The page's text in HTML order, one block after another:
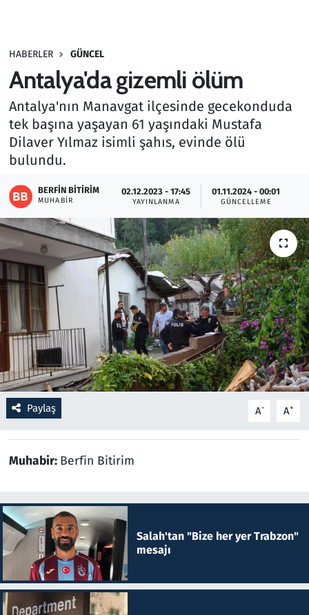
HABERLER GÜNCEL
Antalya'da gizemli ölüm
Antalya'nın Manavgat ilçesinde gecekonduda
tek başına yaşayan 61 yaşındaki Mustafa
Dilaver Yılmaz isimli şahıs, evinde ölü
bulundu.
BERFIN BITIRIM
MUHABIR
02.12.2023 - 17:45
YAYINLANMA
01.11.2024 - 00:01
GÜNCELLEME
Paylaş A- A+
Muhabir: Berfin Bitirim
Salah'tan "Bize her yer Trabzon"
mesajı
Haber
Kültür Sanat
Kurumsal Haberler
Lezzet Durağı
Memur ve Kamu
Otomobil
Oyun
Ramazan
Resmi İlanlar
Rüya Tabirleri
Sağlık
Spor
Teknoloji ve Bilim
Televizyon